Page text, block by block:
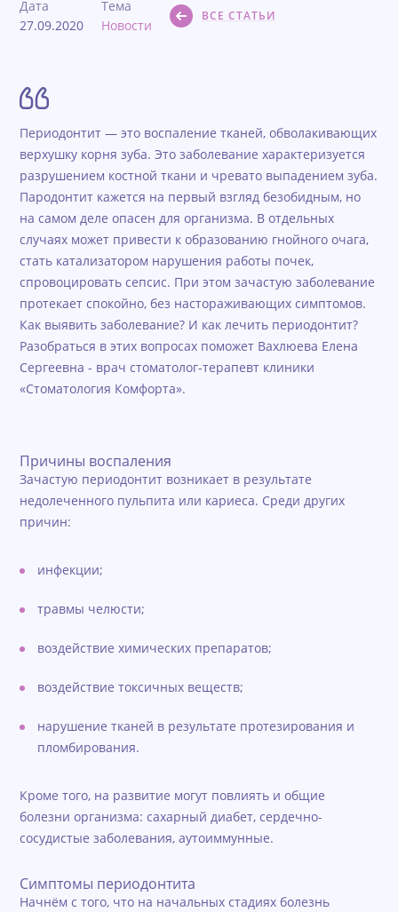
Дата
27.09.2020
Тема
Новости
ВСЕ СТАТЬИ
Периодонтит — это воспаление тканей, обволакивающих
верхушку корня зуба. Это заболевание характеризуется
разрушением костной ткани и чревато выпадением зуба.
Пародонтит кажется на первый взгляд безобидным, но
на самом деле опасен для организма. В отдельных
случаях может привести к образованию гнойного очага,
стать катализатором нарушения работы почек,
спровоцировать сепсис. При этом зачастую заболевание
протекает спокойно, без настораживающих симптомов.
Как выявить заболевание? И как лечить периодонтит?
Разобраться в этих вопросах поможет Вахлюева Елена
Сергеевна - врач стоматолог-терапевт клиники
«Стоматология Комфорта».
Причины воспаления
Зачастую периодонтит возникает в результате
недолеченного пульпита или кариеса. Среди других
причин:
инфекции;
травмы челюсти;
воздействие химических препаратов;
воздействие токсичных веществ;
нарушение тканей в результате протезирования и
пломбирования.
Кроме того, на развитие могут повлиять и общие
болезни организма: сахарный диабет, сердечно-
сосудистые заболевания, аутоиммунные.
Симптомы периодонтита
Начнём с того, что на начальных стадиях болезнь